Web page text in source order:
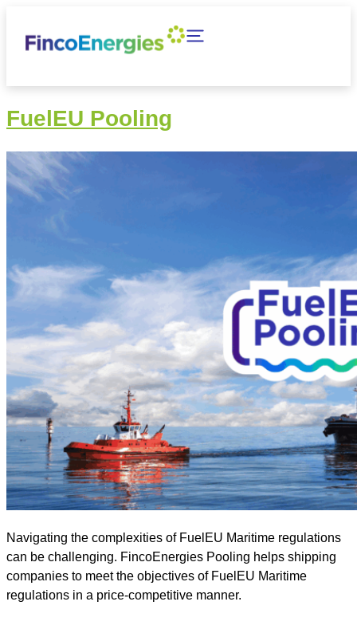
FuelEU Pooling
Navigating the complexities of FuelEU Maritime regulations
can be challenging. FincoEnergies Pooling helps shipping
companies to meet the objectives of FuelEU Maritime
regulations in a price-competitive manner.